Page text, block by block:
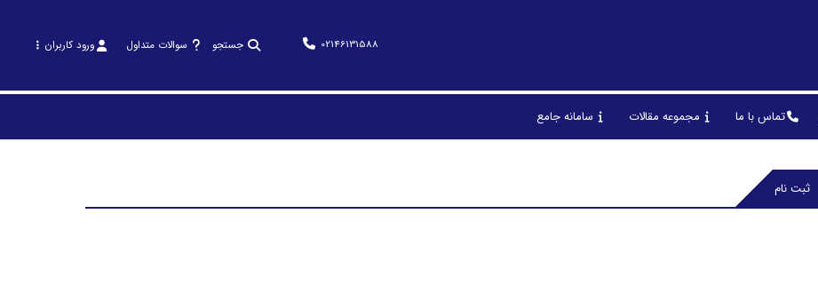
02146131588 جستجو سوالات متداول ورود کاربران
تماس با ما مجموعه مقالات سامانه جامع
ثبت نام